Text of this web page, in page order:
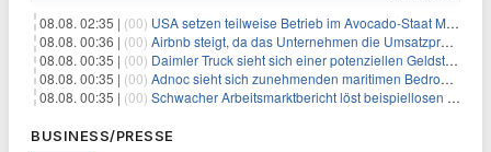
08.08. 02:35 | (00) USA setzen teilweise Betrieb im Avocado-Staat Michoacán in Mexiko wieder in Gang
08.08. 00:36 | (00) Airbnb steigt, da das Unternehmen die Umsatzprognose anhebt und starkes Wachstum signalisiert
08.08. 00:35 | (00) Daimler Truck sieht sich einer potenziellen Geldstrafe von 1 Milliarde Euro aufgrund von EU-Emissionsvorschriften gegenüber
08.08. 00:35 | (00) Adnoc sieht sich zunehmenden maritimen Bedrohungen angesichts regionaler Spannungen gegenüber
08.08. 00:35 | (00) Schwacher Arbeitsmarktbericht löst beispiellosen Börsenanstieg aus
BUSINESS/PRESSE